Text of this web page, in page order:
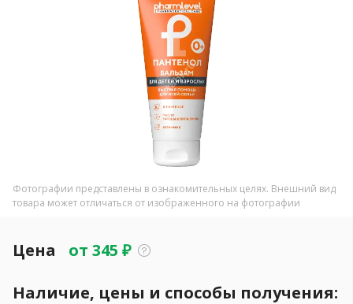
Фотографии представлены в ознакомительных целях. Внешний вид
товара может отличаться от изображенного на фотографии
Цена от 345 ₽
Наличие, цены и способы получения: